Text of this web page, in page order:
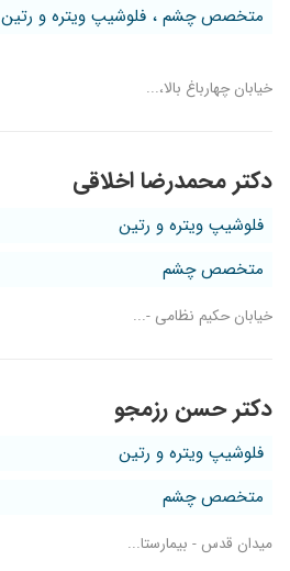
متخصص چشم ، فلوشیپ ویتره و رتین
خیابان چهارباغ بالا،...
دکتر محمدرضا اخلاقی
فلوشیپ ویتره و رتین
متخصص چشم
خیابان حکیم نظامی -...
دکتر حسن رزمجو
فلوشیپ ویتره و رتین
متخصص چشم
میدان قدس - بیمارستا...